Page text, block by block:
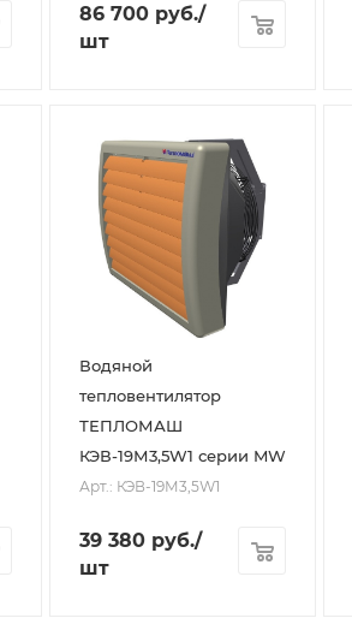
86 700 руб./
шт
Водяной
тепловентилятор
ТЕПЛОМАШ
КЭВ-19М3,5W1 серии MW
Арт.: КЭВ-19М3,5W1
39 380 руб./
шт